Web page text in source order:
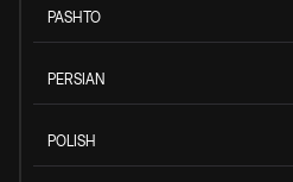
PASHTO
PERSIAN
POLISH